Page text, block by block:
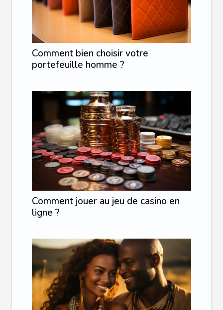
Comment bien choisir votre
portefeuille homme ?
Comment jouer au jeu de casino en
ligne ?